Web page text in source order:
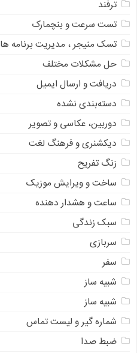
ترفند
تست سرعت و بنچمارک
تسک منیجر ، مدیریت برنامه ها
حل مشکلات مختلف
دریافت و ارسال ایمیل
دسته‌بندی نشده
دوربین، عکاسی و تصویر
دیکشنری و فرهنگ لغت
زنگ تفریح
ساخت و ویرایش موزیک
ساعت و هشدار دهنده
سبک زندگی
سربازی
سفر
شبیه ساز
شبیه ساز
شماره گیر و لیست تماس
ضبط صدا